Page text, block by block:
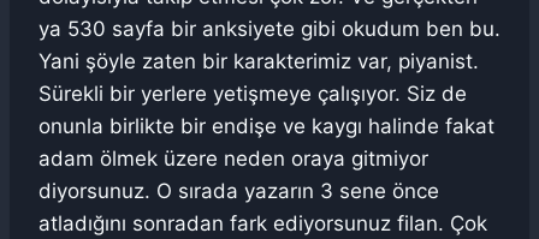
ya 530 sayfa bir anksiyete gibi okudum ben bu.
Yani şöyle zaten bir karakterimiz var, piyanist.
Sürekli bir yerlere yetişmeye çalışıyor. Siz de
onunla birlikte bir endişe ve kaygı halinde fakat
adam ölmek üzere neden oraya gitmiyor
diyorsunuz. O sırada yazarın 3 sene önce
atladığını sonradan fark ediyorsunuz filan. Çok